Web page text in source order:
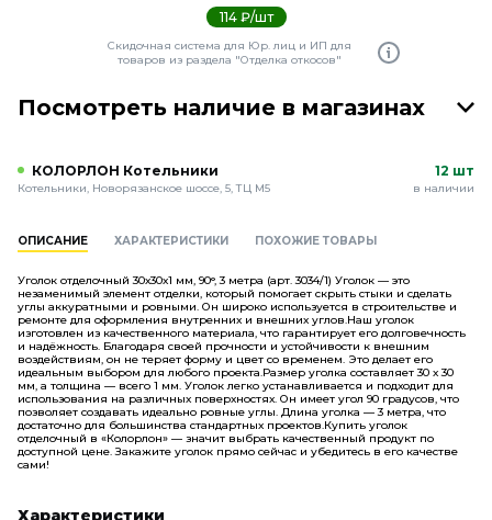
114 ₽/шт
Скидочная система для Юр. лиц и ИП для
товаров из раздела "Отделка откосов"
Посмотреть наличие в магазинах
КОЛОРЛОН Котельники
Котельники, Новорязанское шоссе, 5, ТЦ М5
12 шт
в наличии
ОПИСАНИЕ ХАРАКТЕРИСТИКИ ПОХОЖИЕ ТОВАРЫ
Уголок отделочный 30х30х1 мм, 90°, 3 метра (арт. 3034/1) Уголок — это
незаменимый элемент отделки, который помогает скрыть стыки и сделать
углы аккуратными и ровными. Он широко используется в строительстве и
ремонте для оформления внутренних и внешних углов.Наш уголок
изготовлен из качественного материала, что гарантирует его долговечность
и надёжность. Благодаря своей прочности и устойчивости к внешним
воздействиям, он не теряет форму и цвет со временем. Это делает его
идеальным выбором для любого проекта.Размер уголка составляет 30 х 30
мм, а толщина — всего 1 мм. Уголок легко устанавливается и подходит для
использования на различных поверхностях. Он имеет угол 90 градусов, что
позволяет создавать идеально ровные углы. Длина уголка — 3 метра, что
достаточно для большинства стандартных проектов.Купить уголок
отделочный в «Колорлон» — значит выбрать качественный продукт по
доступной цене. Закажите уголок прямо сейчас и убедитесь в его качестве
сами!
Характеристики